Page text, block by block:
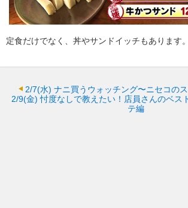
定食だけでなく、丼やサンドイッチもあります。
2/7(水) ナニ買うウォッチング〜ニセコの
2/9(金) 忖度なしで教えたい！店員さんのベス
テ編